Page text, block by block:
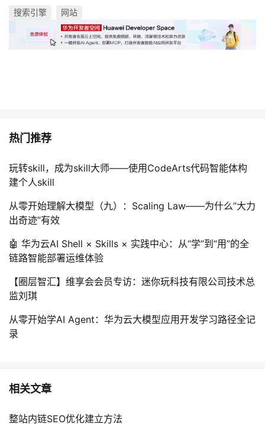
搜索引擎 网站
热门推荐
玩转skill，成为skill大师——使用CodeArts代码智能体构
建个人skill
从零开始理解大模型（九）：Scaling Law——为什么”大力
出奇迹”有效
🤖 华为云AI Shell × Skills × 实践中心：从“学”到“用”的全
链路智能部署运维体验
【圈层智汇】维享会会员专访：迷你玩科技有限公司技术总
监刘琪
从零开始学AI Agent：华为云大模型应用开发学习路径全记
录
相关文章
整站内链SEO优化建立方法